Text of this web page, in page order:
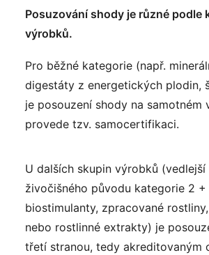
Posuzování shody je různé podle
výrobků.
Pro běžné kategorie (např.
digestáty z energetických plodin,
je posouzení shody na samotném
provede tzv. samocertifikaci.
U dalších skupin výrobků
živočišného původu kategorie 2
biostimulanty, zpracované
nebo rostlinné extrakty) je
třetí stranou, tedy akreditovaným